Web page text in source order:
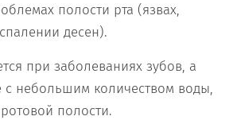
полости рта (язвах,
десен).
при заболеваниях зубов, а
небольшим количеством воды,
полости.